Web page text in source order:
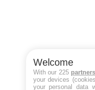
Welcome
With our 225 partners
your devices
your personal data